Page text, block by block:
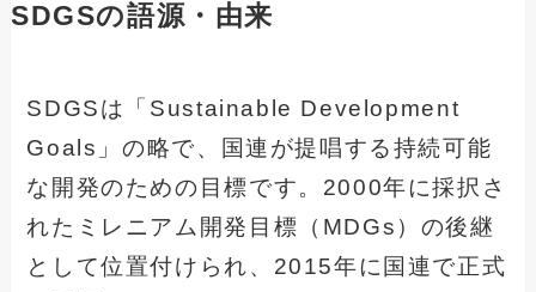
SDGSの語源・由来
SDGSは「Sustainable Development
Goals」の略で、国連が提唱する持続可能
な開発のための目標です。2000年に採択さ
れたミレニアム開発目標（MDGs）の後継
として位置付けられ、2015年に国連で正式